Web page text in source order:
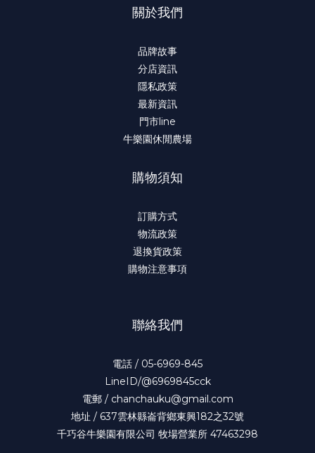
關於我們
品牌故事
分店資訊
隱私政策
最新資訊
門市line
牛樂園休閒農場
購物須知
訂購方式
物流政策
退換貨政策
購物注意事項
聯絡我們
電話 / 05-6969-845
LineID/@6969845cck
電郵 / chanchauku@gmail.com
地址 / 637雲林縣崙背鄉東興182之32號
千巧谷牛樂園有限公司 牧場營業所 47463298